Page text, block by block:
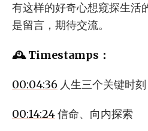
有这样的好奇心想窥探生活
是留言，期待交流。
🕰️ Timestamps：
00:04:36 人生三个关键时刻
00:14:24信命、向内探索